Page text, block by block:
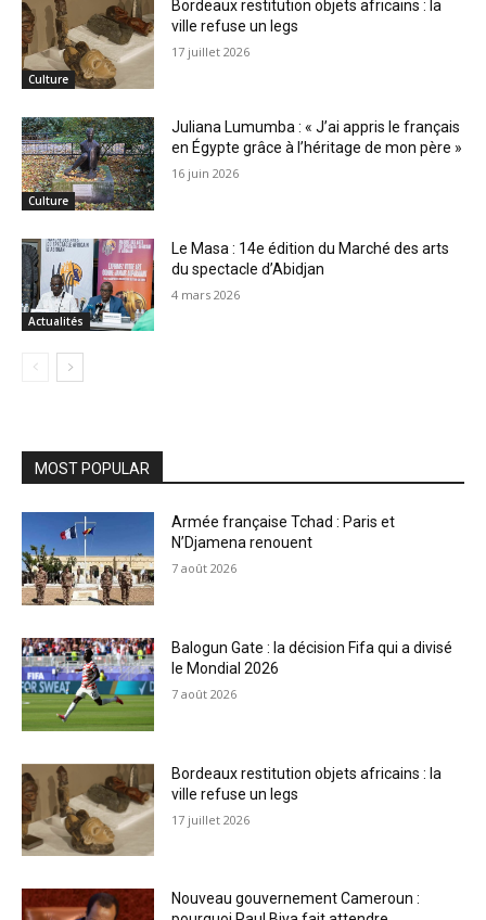
Culture
Bordeaux restitution objets africains : la
ville refuse un legs
17 juillet 2026
Culture
Juliana Lumumba : « J’ai appris le français
en Égypte grâce à l’héritage de mon père »
16 juin 2026
Actualités
Le Masa : 14e édition du Marché des arts
du spectacle d’Abidjan
4 mars 2026
MOST POPULAR
Armée française Tchad : Paris et
N’Djamena renouent
7 août 2026
Balogun Gate : la décision Fifa qui a divisé
le Mondial 2026
7 août 2026
Bordeaux restitution objets africains : la
ville refuse un legs
17 juillet 2026
Nouveau gouvernement Cameroun :